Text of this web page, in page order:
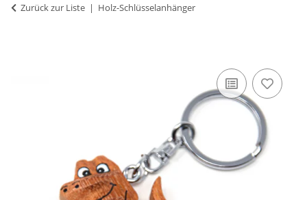
Zurück zur Liste Holz-Schlüsselanhänger